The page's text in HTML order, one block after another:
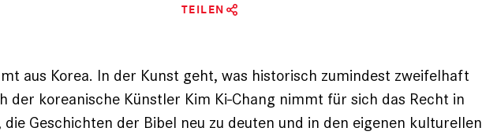
TEILEN
aus Korea. In der Kunst geht, was ­historisch zumindest zweifelhaft
der ­koreanische Künstler Kim Ki-Chang nimmt für sich das Recht in
Geschichten der Bibel neu zu deuten und in den eigenen kulturellen